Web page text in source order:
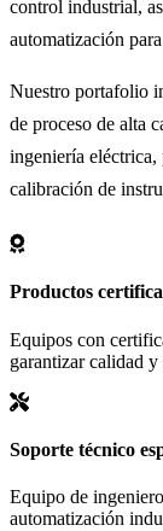
control industrial,
automatización
Nuestro portafolio
de proceso de alta
ingeniería
calibración de
Productos
Equipos con
garantizar calidad y
Soporte técnico
Equipo de
automatización